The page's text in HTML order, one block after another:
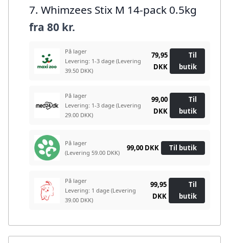
7. Whimzees Stix M 14-pack 0.5kg
fra 80 kr.
På lager
Levering: 1-3 dage (Levering
39.50 DKK)
79,95
DKK
Til
butik
På lager
Levering: 1-3 dage (Levering
29.00 DKK)
99,00
DKK
Til
butik
På lager
(Levering 59.00 DKK)
99,00 DKK Til butik
På lager
Levering: 1 dage (Levering
39.00 DKK)
99,95
DKK
Til
butik